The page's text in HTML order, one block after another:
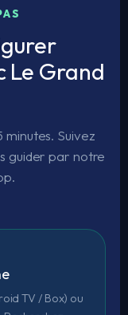
Le Grand
Suivez
guider par notre
TV / Box) ou